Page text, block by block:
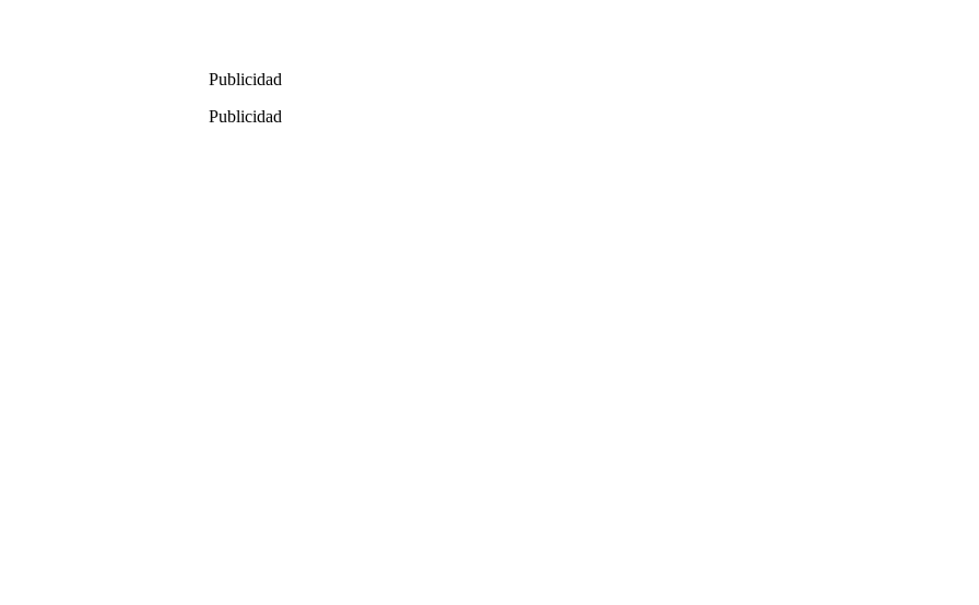
Publicidad
Publicidad